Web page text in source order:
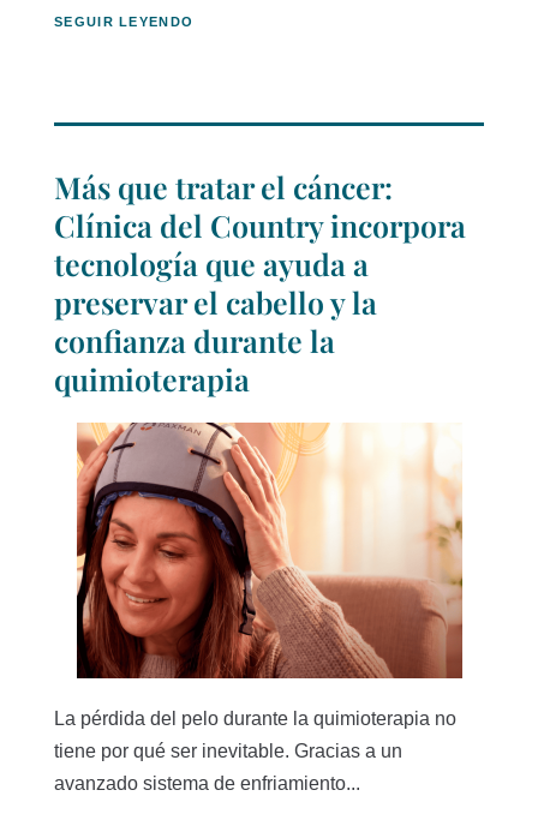
SEGUIR LEYENDO
Más que tratar el cáncer:
Clínica del Country incorpora
tecnología que ayuda a
preservar el cabello y la
confianza durante la
quimioterapia
La pérdida del pelo durante la quimioterapia no
tiene por qué ser inevitable. Gracias a un
avanzado sistema de enfriamiento...